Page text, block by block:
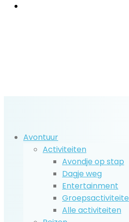
Avontuur
Activiteiten
Avondje op stap
Dagje weg
Entertainment
Alle activiteiten